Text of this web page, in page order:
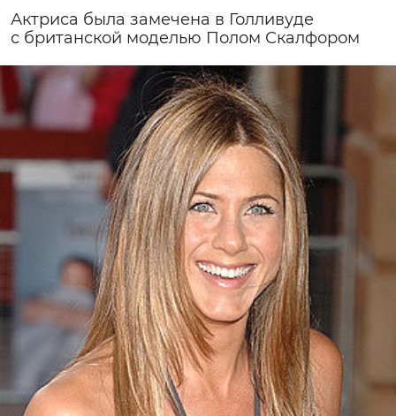
Актриса была замечена в Голливуде
с британской моделью Полом Скалфором